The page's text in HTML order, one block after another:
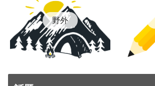
野外